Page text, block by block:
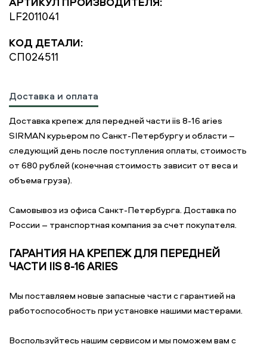
LF2011041
КОД ДЕТАЛИ:
СП024511
Доставка и оплата
Доставка крепеж для передней части iis 8-16 aries
SIRMAN курьером по Санкт-Петербургу и области –
следующий день после поступления оплаты, стоимость
от 680 рублей (конечная стоимость зависит от веса и
объема груза).
Самовывоз из офиса Санкт-Петербурга. Доставка по
России – транспортная компания за счет покупателя.
ГАРАНТИЯ НА КРЕПЕЖ ДЛЯ ПЕРЕДНЕЙ
ЧАСТИ IIS 8-16 ARIES
Мы поставляем новые запасные части с гарантией на
работоспособность при установке нашими мастерами.
Воспользуйтесь нашим сервисом и мы поможем вам с